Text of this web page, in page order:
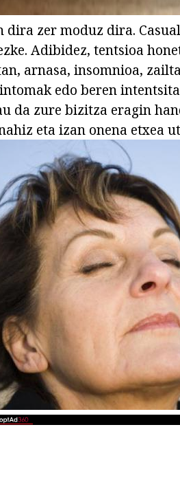
dira zer moduz dira.
Adibidez, tentsioa
arnasa, insomnioa,
edo beren
da zure bizitza eragin
eta izan onena etxea